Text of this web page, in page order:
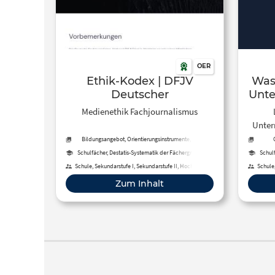
OER
Ethik-Kodex | DFJV
Deutscher
Fachjournalisten-Verband
Medienethik Fachjournalismus
Bildungsangebot, Orientierungsinstrumente, Tool,
Schulfächer, Destatis-Systematik der Fächergruppen,
Schule, Sekundarstufe I, Sekundarstufe II, Hochschule,
Berufliche Bildung, Fortbildung, Erwachsenenbildung
Zum Inhalt